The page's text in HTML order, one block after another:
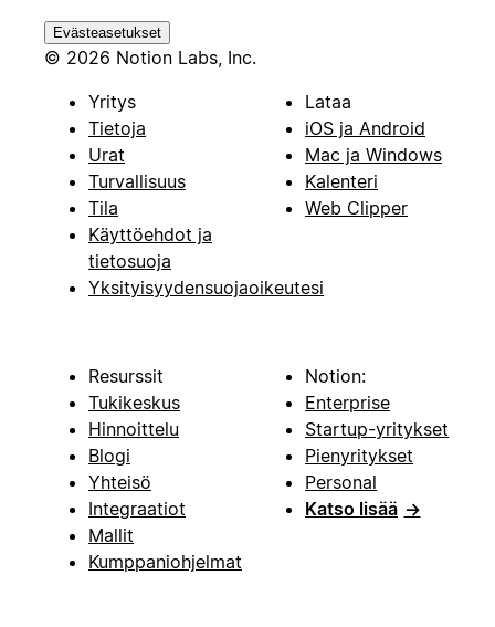
Evästeasetukset
© 2026 Notion Labs, Inc.
Yritys
Tietoja
Urat
Turvallisuus
Tila
Käyttöehdot ja
tietosuoja
Yksityisyydensuojaoikeutesi
Lataa
iOS ja Android
Mac ja Windows
Kalenteri
Web Clipper
Resurssit
Tukikeskus
Hinnoittelu
Blogi
Yhteisö
Integraatiot
Mallit
Kumppaniohjelmat
Notion:
Enterprise
Startup-yritykset
Pienyritykset
Personal
Katso lisää →